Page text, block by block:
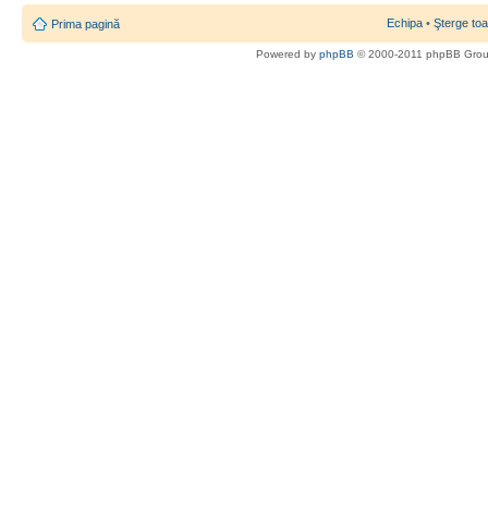
Prima pagină Echipa • Şterge
Powered by phpBB © 2000-2011 phpBB